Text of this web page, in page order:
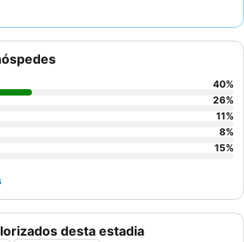
a
aqueles com partidas tardias, as
de duche e sala de bagagens
apreciada.
desta estadia
40%
26%
11%
8%
15%